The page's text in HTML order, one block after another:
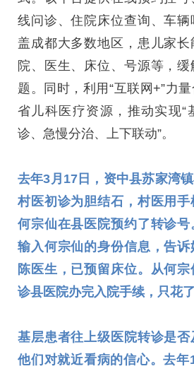
线问诊、住院床位查询、车
盖成都大多数地区，患儿家
院、医生、床位、号源等，
题。同时，利用“互联网+”力
省儿科医疗资源，推动实现“
诊、急慢分治、上下联动”。
去年3月17日，资中县苏家湾
村医初诊为胆结石，村医用
何宗仙在县医院预约了转诊
输入何宗仙的身份信息，告
陈医生，已预留床位。从何
诊县医院办完入院手续，只花
基层患者往上级医院转诊是
他们对就近看病的信心。去